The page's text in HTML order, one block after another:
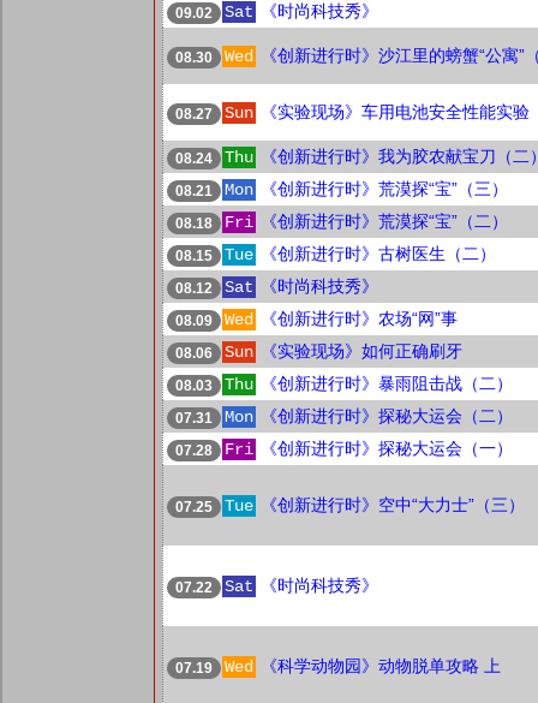
09.02 Sat 《时尚科技秀》
08.30 Wed 《创新进行时》沙江里的螃蟹“公寓”
08.27 Sun 《实验现场》车用电池安全性能实验
08.24 Thu 《创新进行时》我为胶农献宝刀（二
08.21 Mon 《创新进行时》荒漠探“宝”（三）
08.18 Fri 《创新进行时》荒漠探“宝”（二）
08.15 Tue 《创新进行时》古树医生（二）
08.12 Sat 《时尚科技秀》
08.09 Wed 《创新进行时》农场“网”事
08.06 Sun 《实验现场》如何正确刷牙
08.03 Thu 《创新进行时》暴雨阻击战（二）
07.31 Mon 《创新进行时》探秘大运会（二）
07.28 Fri 《创新进行时》探秘大运会（一）
07.25 Tue 《创新进行时》空中“大力士”（三）
07.22 Sat 《时尚科技秀》
07.19 Wed 《科学动物园》动物脱单攻略 上